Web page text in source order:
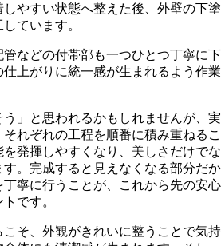
やすい状態へ整えた後、外壁の下塗
ています。
などの付帯部も一つひとつ丁寧に下
上がりに統一感が生まれるよう作業
う」と思われるかもしれませんが、実
れぞれの工程を順番に積み重ねるこ
発揮しやすくなり、美しさだけでな
す。完成すると見えなくなる部分だか
寧に行うことが、これから先の安心
です。
そ、外観がきれいに整うことで気持